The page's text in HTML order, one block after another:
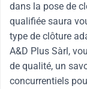
dans la pose de
qualifiée saura
type de clôture
A&D Plus Sàrl,
de qualité, un
concurrentiels